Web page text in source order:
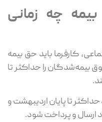
چه زمانی
اجتماعی، کارفرما باید حق بیمه
بیمه‌شدگان را حداکثر تا
تا پایان اردیبهشت و
ارسال و پرداخت شود.